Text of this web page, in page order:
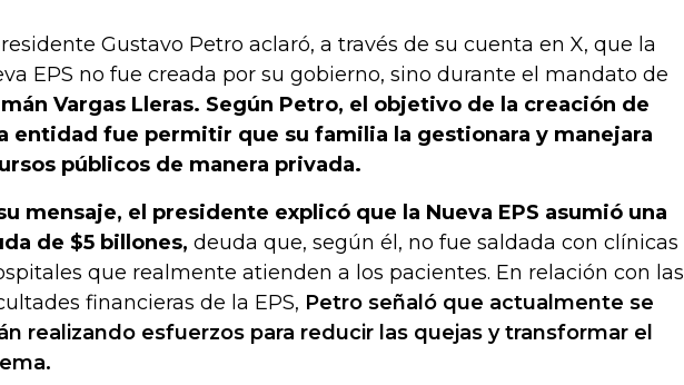
Gustavo Petro aclaró, a través de su cuenta en X, que la
EPS no fue creada por su gobierno, sino durante el mandato de
Vargas Lleras. Según Petro, el objetivo de la creación de
entidad fue permitir que su familia la gestionara y manejara
públicos de manera privada.
mensaje, el presidente explicó que la Nueva EPS asumió una
de $5 billones, deuda que, según él, no fue saldada con clínicas
que realmente atienden a los pacientes. En relación con las
financieras de la EPS, Petro señaló que actualmente se
realizando esfuerzos para reducir las quejas y transformar el